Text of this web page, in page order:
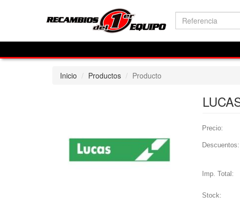
Inicio Productos Producto
Precio:
Descuentos:
Imp. Total:
Stock: